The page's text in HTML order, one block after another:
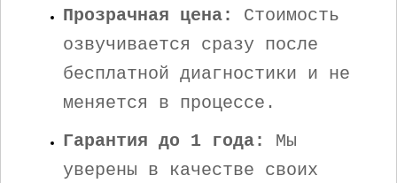
Прозрачная цена:
Стоимость
озвучивается сразу после
бесплатной диагностики и не
меняется в процессе.
Гарантия до 1 года:
Мы
уверены в качестве своих